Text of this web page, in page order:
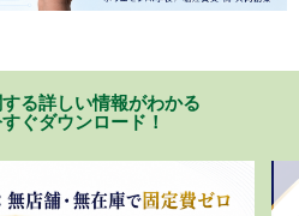
る詳しい情報がわかる
ぐダウンロード！